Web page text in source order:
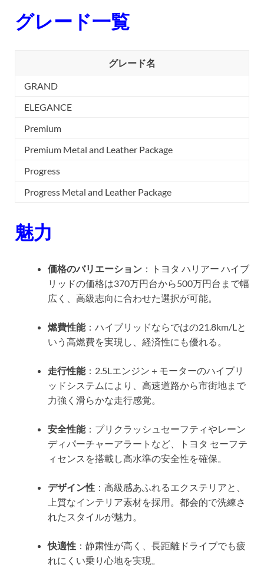
グレード一覧
グレード名
GRAND
ELEGANCE
Premium
Premium Metal and Leather Package
Progress
Progress Metal and Leather Package
魅力
価格のバリエーション ：トヨタ ハリアー ハイブ
リッドの価格は370万円台から500万円台まで幅
広く、高級志向に合わせた選択が可能。
燃費性能：ハイブリッドならではの21.8km/Lと
いう高燃費を実現し、経済性にも優れる。
走行性能：2.5Lエンジン＋モーターのハイブリ
ッドシステムにより、高速道路から市街地まで
力強く滑らかな走行感覚。
安全性能：プリクラッシュセーフティやレーン
ディパーチャーアラートなど、トヨタ セーフテ
ィセンスを搭載し高水準の安全性を確保。
デザイン性 ：高級感あふれるエクステリアと、
上質なインテリア素材を採用。都会的で洗練さ
れたスタイルが魅力。
快適性 ：静粛性が高く、長距離ドライブでも疲
れにくい乗り心地を実現。